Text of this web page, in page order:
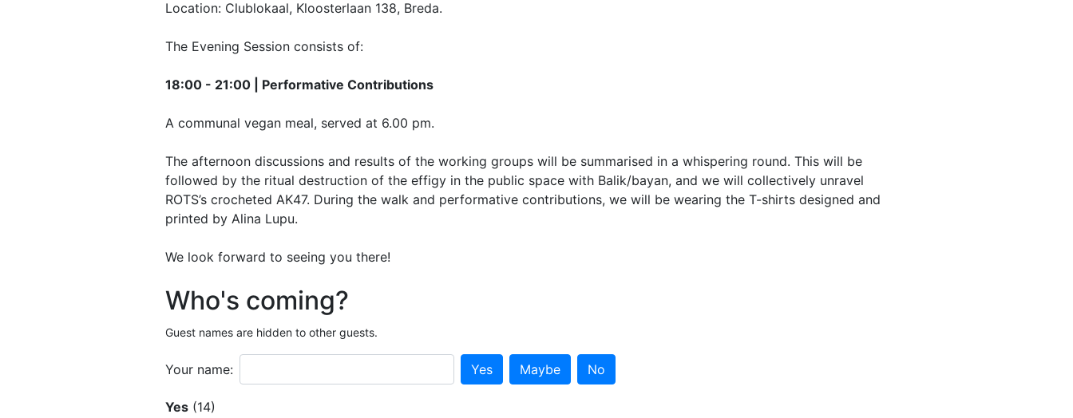
Location: Clublokaal, Kloosterlaan 138, Breda.
The Evening Session consists of:
18:00 - 21:00 | Performative Contributions
A communal vegan meal, served at 6.00 pm.
The afternoon discussions and results of the working groups will be summarised in a whispering round. This will be
followed by the ritual destruction of the effigy in the public space with Balik/bayan, and we will collectively unravel
ROTS’s crocheted AK47. During the walk and performative contributions, we will be wearing the T-shirts designed and
printed by Alina Lupu.
We look forward to seeing you there!
Who's coming?
Guest names are hidden to other guests.
Your name:
Yes (14)